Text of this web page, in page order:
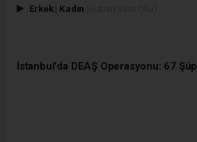
Erkek | Kadın
İstanbul’da DEAŞ Operasyonu: 67